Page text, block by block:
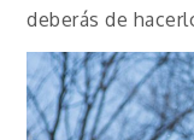
deberás de